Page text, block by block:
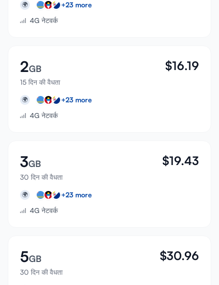
🌍 +23 more
4G नेटवर्क
2GB
15 दिन की वैधता
$16.19
🌍 +23 more
4G नेटवर्क
3GB
30 दिन की वैधता
$19.43
🌍 +23 more
4G नेटवर्क
5GB
30 दिन की वैधता
$30.96